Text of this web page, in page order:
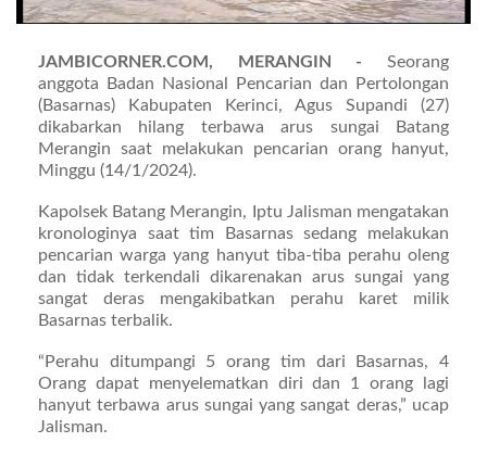
JAMBICORNER.COM, MERANGIN - Seorang
anggota Badan Nasional Pencarian dan Pertolongan
(Basarnas) Kabupaten Kerinci, Agus Supandi (27)
dikabarkan hilang terbawa arus sungai Batang
Merangin saat melakukan pencarian orang hanyut,
Minggu (14/1/2024).
Kapolsek Batang Merangin, Iptu Jalisman mengatakan
kronologinya saat tim Basarnas sedang melakukan
pencarian warga yang hanyut tiba-tiba perahu oleng
dan tidak terkendali dikarenakan arus sungai yang
sangat deras mengakibatkan perahu karet milik
Basarnas terbalik.
“Perahu ditumpangi 5 orang tim dari Basarnas, 4
Orang dapat menyelematkan diri dan 1 orang lagi
hanyut terbawa arus sungai yang sangat deras,” ucap
Jalisman.